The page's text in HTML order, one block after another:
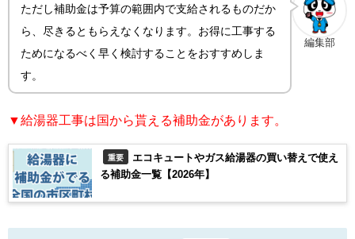
編集部
ただし補助金は予算の範囲内で支給されるものだか
ら、尽きるともらえなくなります。お得に工事する
ためになるべく早く検討することをおすすめしま
す。
▼給湯器工事は国から貰える補助金があります。
重要
エコキュートやガス給湯器の買い替えで使え
る補助金一覧【2026年】